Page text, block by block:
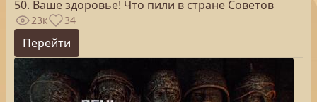
50. Ваше здоровье! Что пили в стране Советов
23к 34
Перейти